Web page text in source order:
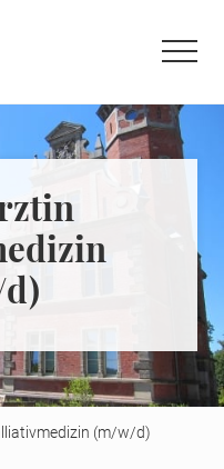
Menu
(m/w/d)